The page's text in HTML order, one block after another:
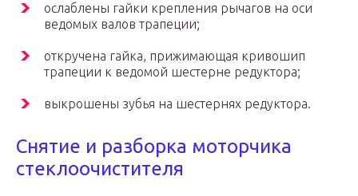
ослаблены гайки крепления рычагов на оси
ведомых валов трапеции;
откручена гайка, прижимающая кривошип
трапеции к ведомой шестерне редуктора;
выкрошены зубья на шестернях редуктора.
Снятие и разборка моторчика
стеклоочистителя